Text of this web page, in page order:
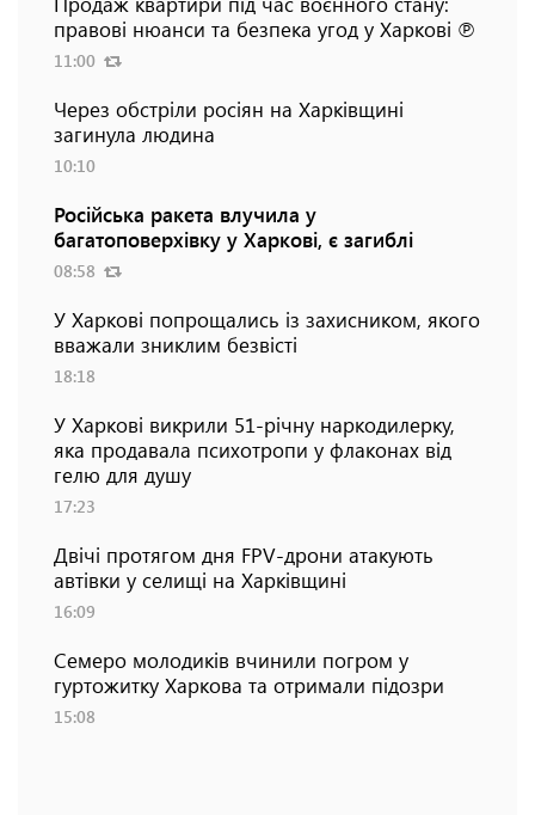
правові нюанси та безпека угод у Харкові ℗
11:00
Через обстріли росіян на Харківщині
загинула людина
10:10
Російська ракета влучила у
багатоповерхівку у Харкові, є загиблі
08:58
У Харкові попрощались із захисником, якого
вважали зниклим безвісті
18:18
У Харкові викрили 51-річну наркодилерку,
яка продавала психотропи у флаконах від
гелю для душу
17:23
Двічі протягом дня FPV-дрони атакують
автівки у селищі на Харківщині
16:09
Семеро молодиків вчинили погром у
гуртожитку Харкова та отримали підозри
15:08